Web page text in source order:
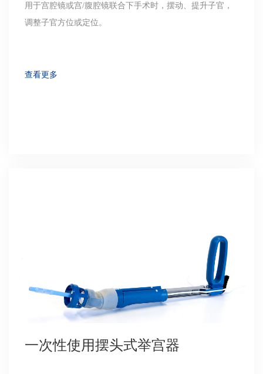
用于宫腔镜或宫/腹腔镜联合下手术时，摆动、提升子官，
调整子官方位或定位。
查看更多
一次性使用摆头式举宫器